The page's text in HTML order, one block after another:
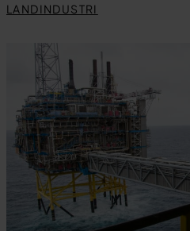
LANDINDUSTRI